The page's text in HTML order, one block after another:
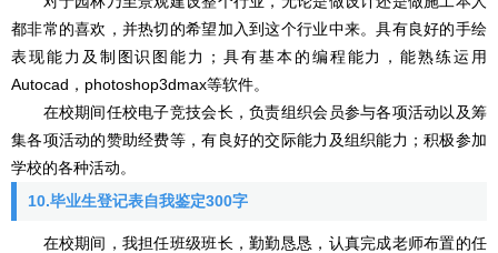
都非常的喜欢，并热切的希望加入到这个行业中来。具有良好的手绘
表现能力及制图识图能力；具有基本的编程能力，能熟练运用
Autocad，photoshop3dmax等软件。
在校期间任校电子竞技会长，负责组织会员参与各项活动以及筹
集各项活动的赞助经费等，有良好的交际能力及组织能力；积极参加
学校的各种活动。
10.毕业生登记表自我鉴定300字
在校期间，我担任班级班长，勤勤恳恳，认真完成老师布置的任